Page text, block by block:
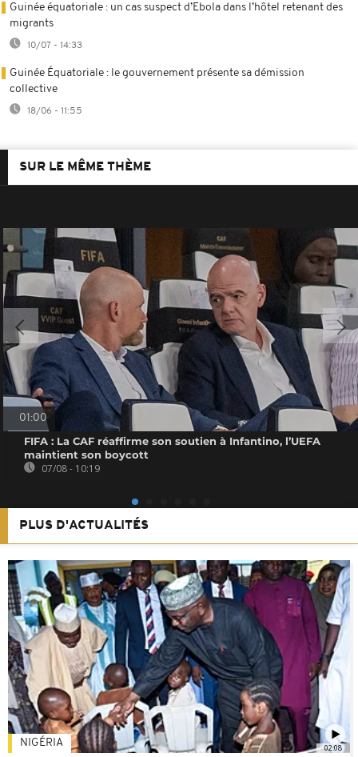
Guinée équatoriale : un cas suspect d’Ebola dans l’hôtel retenant des
migrants
10/07 - 14:33
Guinée Équatoriale : le gouvernement présente sa démission
collective
18/06 - 11:55
SUR LE MÊME THÈME
01:00
FIFA : La CAF réaffirme son soutien à Infantino, l’UEFA
maintient son boycott
07/08 - 10:19
PLUS D'ACTUALITÉS
02:08
NIGÉRIA